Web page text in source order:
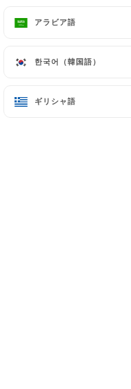
メニュー
アラビア語
한국어（韓国語）
ギリシャ語
アラビア語
한국어（韓国語）
ギリシャ語